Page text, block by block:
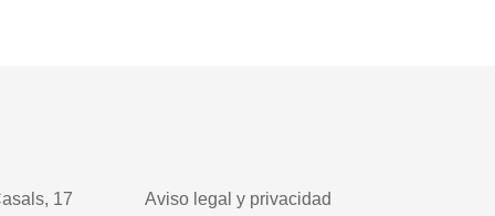
17
Aviso legal y privacidad